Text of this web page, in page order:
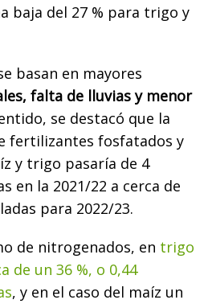
baja del 27 % para trigo y
basan en mayores
falta de lluvias y menor
se destacó que la
fertilizantes fosfatados y
y trigo pasaría de 4
en la 2021/22 a cerca de
para 2022/23.
de nitrogenados, en trigo
de un 36 %, o 0,44
, y en el caso del maíz un